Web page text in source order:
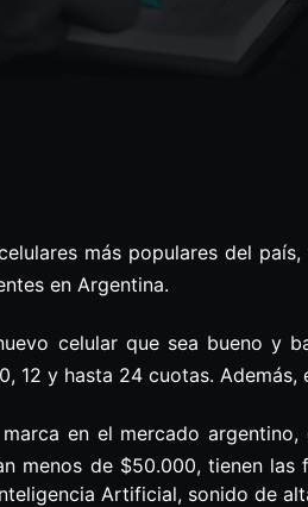
más populares del
en Argentina.
celular que sea bueno y
12 y hasta 24 cuotas.
en el mercado
menos de $50.000, tienen
Artificial, sonido de